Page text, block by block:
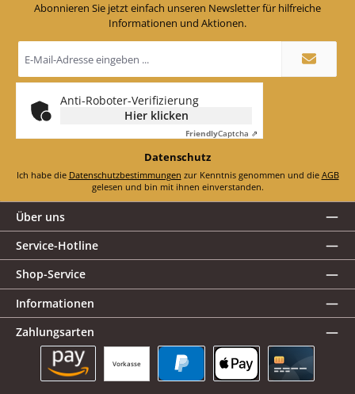
Abonnieren Sie jetzt einfach unseren Newsletter für hilfreiche
Informationen und Aktionen.
Mail-
Adresse
*
Anti-Roboter-Verifizierung
Hier klicken
FriendlyCaptcha ⇗
Datenschutz
Ich habe die Datenschutzbestimmungen zur Kenntnis genommen und die AGB
gelesen und bin mit ihnen einverstanden.
Über uns
Service-Hotline
Shop-Service
Informationen
Zahlungsarten
Vorkasse